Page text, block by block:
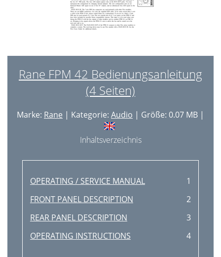
Rane FPM 42 Bedienungsanleitung
(4 Seiten)
Marke: Rane | Kategorie: Audio | Größe: 0.07 MB |
Inhaltsverzeichnis
OPERATING / SERVICE MANUAL
1
FRONT PANEL DESCRIPTION
2
REAR PANEL DESCRIPTION
3
OPERATING INSTRUCTIONS
4